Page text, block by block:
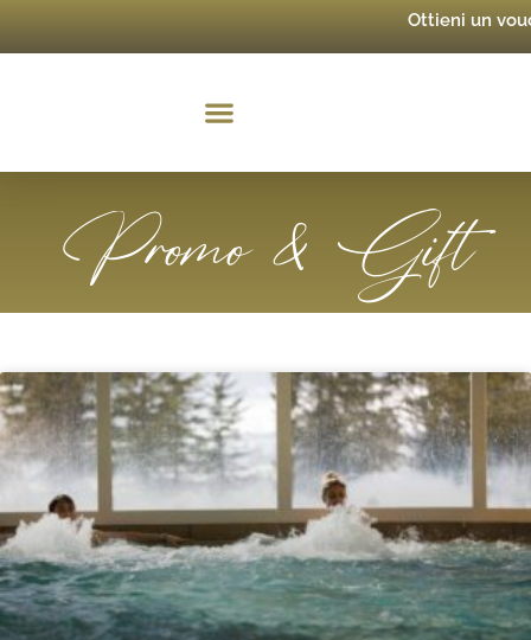
Ottieni un
Promo & Gift